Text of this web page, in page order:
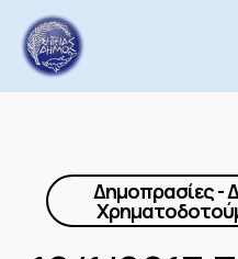
main
content
Δημοπρασίες -